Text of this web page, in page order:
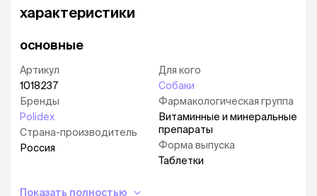
кормящим (лактирующим) сукам, собакам с
нарушением обмена (кальций-фосфорного).
характеристики
основные
Артикул
1018237
Бренды
Polidex
Страна-производитель
Россия
Для кого
Собаки
Фармакологическая группа
Витаминные и минеральные
препараты
Форма выпуска
Таблетки
Показать полностью